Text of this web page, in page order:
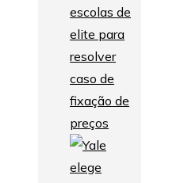
escolas de
elite para
resolver
caso de
fixação de
preços